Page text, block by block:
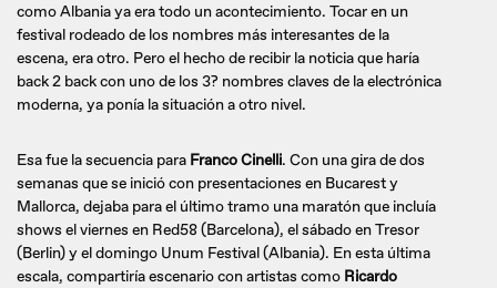
como Albania ya era todo un acontecimiento. Tocar en un
festival rodeado de los nombres más interesantes de la
escena, era otro. Pero el hecho de recibir la noticia que haría
back 2 back con uno de los 3? nombres claves de la electrónica
moderna, ya ponía la situación a otro nivel.
Esa fue la secuencia para Franco Cinelli. Con una gira de dos
semanas que se inició con presentaciones en Bucarest y
Mallorca, dejaba para el último tramo una maratón que incluía
shows el viernes en Red58 (Barcelona), el sábado en Tresor
(Berlin) y el domingo Unum Festival (Albania). En esta última
escala, compartiría escenario con artistas como Ricardo